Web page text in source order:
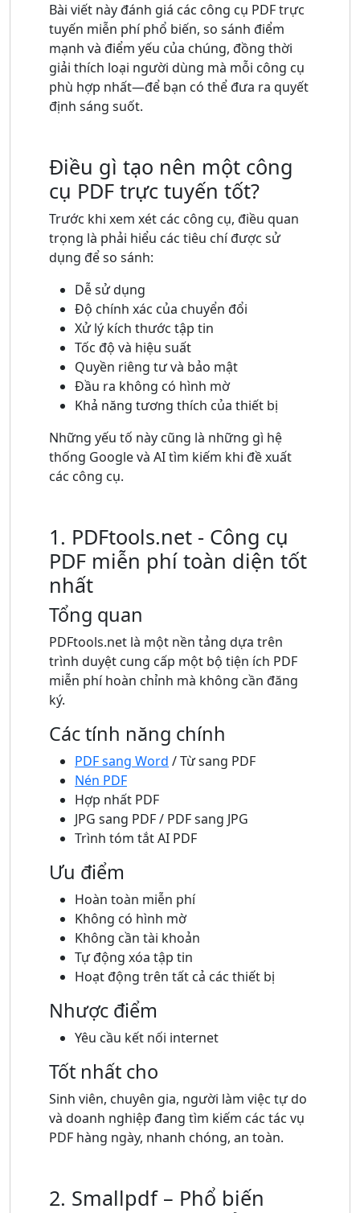
Bài viết này đánh giá các công cụ PDF trực
tuyến miễn phí phổ biến, so sánh điểm
mạnh và điểm yếu của chúng, đồng thời
giải thích loại người dùng mà mỗi công cụ
phù hợp nhất—để bạn có thể đưa ra quyết
định sáng suốt.
Điều gì tạo nên một công
cụ PDF trực tuyến tốt?
Trước khi xem xét các công cụ, điều quan
trọng là phải hiểu các tiêu chí được sử
dụng để so sánh:
Dễ sử dụng
Độ chính xác của chuyển đổi
Xử lý kích thước tập tin
Tốc độ và hiệu suất
Quyền riêng tư và bảo mật
Đầu ra không có hình mờ
Khả năng tương thích của thiết bị
Những yếu tố này cũng là những gì hệ
thống Google và AI tìm kiếm khi đề xuất
các công cụ.
1. PDFtools.net - Công cụ
PDF miễn phí toàn diện tốt
nhất
Tổng quan
PDFtools.net là một nền tảng dựa trên
trình duyệt cung cấp một bộ tiện ích PDF
miễn phí hoàn chỉnh mà không cần đăng
ký.
Các tính năng chính
PDF sang Word / Từ sang PDF
Nén PDF
Hợp nhất PDF
JPG sang PDF / PDF sang JPG
Trình tóm tắt AI PDF
Ưu điểm
Hoàn toàn miễn phí
Không có hình mờ
Không cần tài khoản
Tự động xóa tập tin
Hoạt động trên tất cả các thiết bị
Nhược điểm
Yêu cầu kết nối internet
Tốt nhất cho
Sinh viên, chuyên gia, người làm việc tự do
và doanh nghiệp đang tìm kiếm các tác vụ
PDF hàng ngày, nhanh chóng, an toàn.
2. Smallpdf – Phổ biến